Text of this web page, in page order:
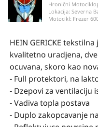
Hronični
Lokacija: Severna
Motocikl: Frezer
HEIN GERICKE
kvalitetno uradjena,
ocuvana, skoro kao
- Full protektori, na
- Dzepovi za ventilaciju
- Vadiva topla postava
- Duplo zakopcavanje